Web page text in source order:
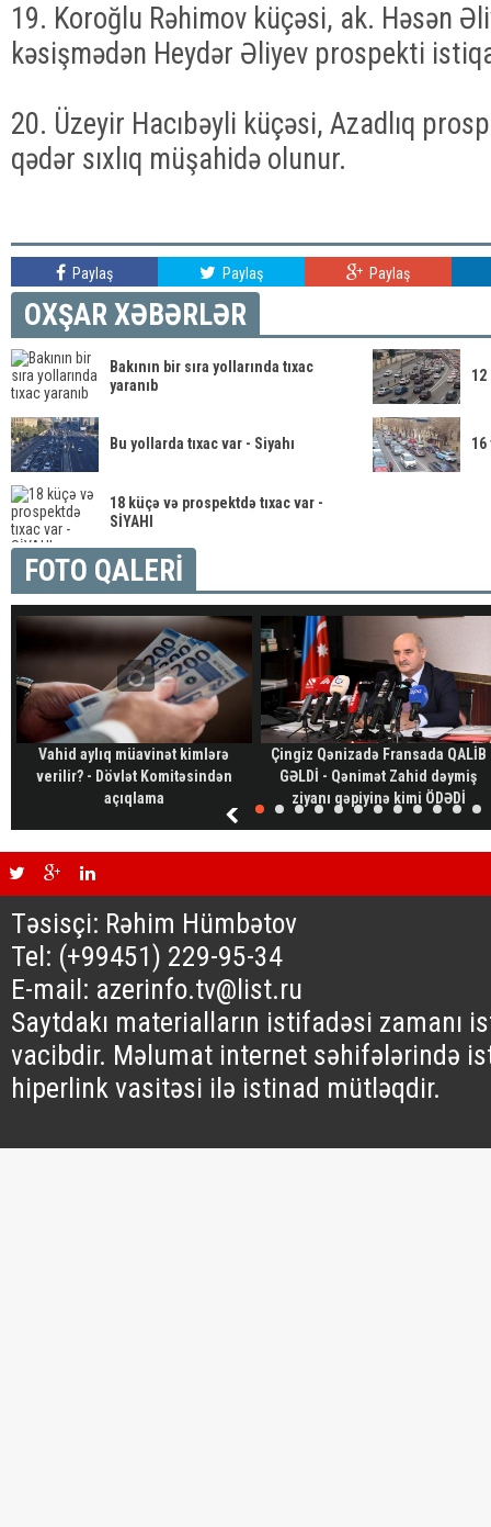
19. Koroğlu Rəhimov küçəsi, ak. Həsən
kəsişmədən Heydər Əliyev prospekti
20. Üzeyir Hacıbəyli küçəsi, Azadlıq
qədər sıxlıq müşahidə olunur.
Paylaş Paylaş Paylaş
OXŞAR XƏBƏRLƏR
Bakının bir sıra yollarında tıxac
yaranıb
12
Bu yollarda tıxac var - Siyahı 16
18 küçə və prospektdə tıxac var -
SİYAHI
FOTO QALERİ
Vahid aylıq müavinət kimlərə
verilir? - Dövlət Komitəsindən
açıqlama
Çingiz Qənizadə Fransada QALİB
GƏLDİ - Qənimət Zahid dəymiş
ziyanı qəpiyinə kimi ÖDƏDİ
Təsisçi: Rəhim Hümbətov
Tel: (+99451) 229-95-34
E-mail: azerinfo.tv@list.ru
Saytdakı materialların istifadəsi zamanı
vacibdir. Məlumat internet səhifələrində
hiperlink vasitəsi ilə istinad mütləqdir.